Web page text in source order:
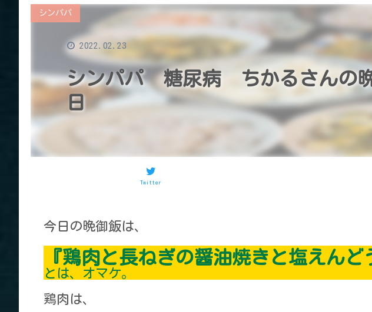
シンパパ 糖尿病 ちかるさんの
日
シンパパ
Twitter
2022.02.23
今日の晩御飯は、
『鶏肉と長ねぎの醤油焼きと塩えんど
とは、オマケ。
鶏肉は、